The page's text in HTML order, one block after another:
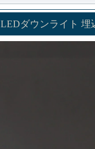
LEDダウンライト 埋